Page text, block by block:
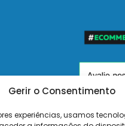
Gerir o Consentimento
experiências, usamos